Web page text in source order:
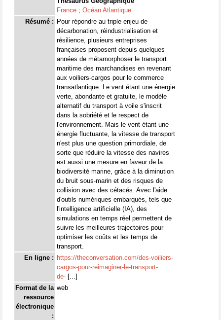
France ; Océan Atlantique
Résumé : Pour répondre au triple enjeu de
décarbonation, réindustrialisation et
résilience, plusieurs entreprises
françaises proposent depuis quelques
années de métamorphoser le transport
maritime des marchandises en revenant
aux voiliers-cargos pour le commerce
transatlantique. Le vent étant une énergie
verte, abondante et gratuite, le modèle
alternatif du transport à voile s'inscrit
dans la sobriété et le respect de
l'environnement. Mais le vent étant une
énergie fluctuante, la vitesse de transport
n'est plus une question primordiale, de
sorte que réduire la vitesse des navires
est aussi une mesure en faveur de la
biodiversité marine, grâce à la diminution
du bruit sous-marin et des risques de
collision avec des cétacés. Avec l'aide
d'outils numériques embarqués, tels que
l'intelligence artificielle (IA), des
simulations en temps réel permettent de
suivre les meilleures trajectoires pour
optimiser les coûts et les temps de
transport.
En ligne : https://theconversation.com/des-voiliers-
cargos-pour-reimaginer-le-transport-
de- [...]
Format de la
ressource
électronique
:
web